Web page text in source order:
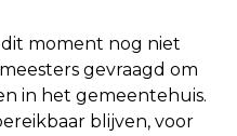
dit moment nog niet
gevraagd om
in het gemeentehuis.
blijven, voor